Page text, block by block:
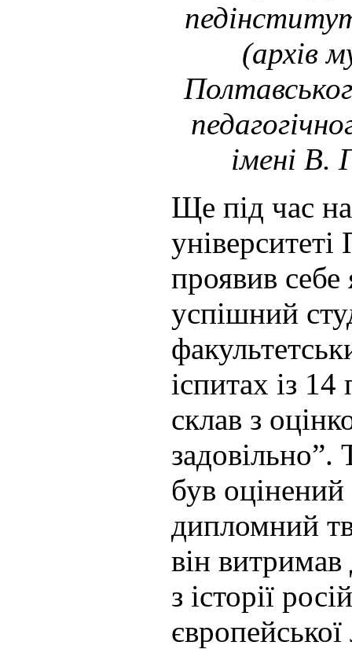
(архів
імені В.
Ще під час
проявив себе
успішний
іспитах із
склав з
задовільно”.
був
дипломний
він витримав
з історії
європейської